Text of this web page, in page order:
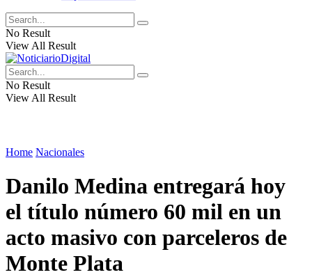
No Result
View All Result
No Result
View All Result
Home Nacionales
Danilo Medina entregará hoy
el título número 60 mil en un
acto masivo con parceleros de
Monte Plata